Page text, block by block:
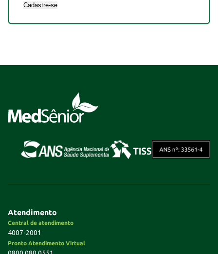
Cadastre-se
Atendimento
Central de atendimento
4007-2001
Pronto Atendimento Virtual